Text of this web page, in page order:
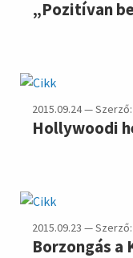
„Pozitívan
2015.09.24 —
Hollywoodi
2015.09.23 —
Borzongás a